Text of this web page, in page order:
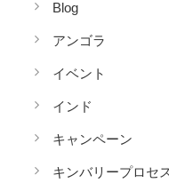
Blog
アンゴラ
イベント
インド
キャンペーン
キンバリープロセ